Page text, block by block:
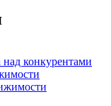
конкурентами